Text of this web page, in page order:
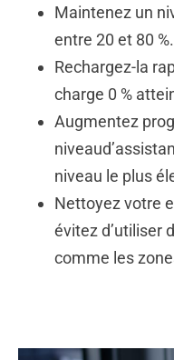
Maintenez un
entre 20 et 80 %.
Rechargez-la
charge 0 %
Augmentez
niveau
niveau le plus
Nettoyez votre
évitez d’utiliser
comme les